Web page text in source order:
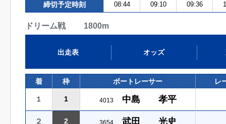
締切予定時刻 08:44 09:10 09:36
ドリーム戦 1800m
出走表 オッズ
着 枠 ボートレーサー レ
１ 1 4013 中島 孝平
２ 2 3654 武田 光史